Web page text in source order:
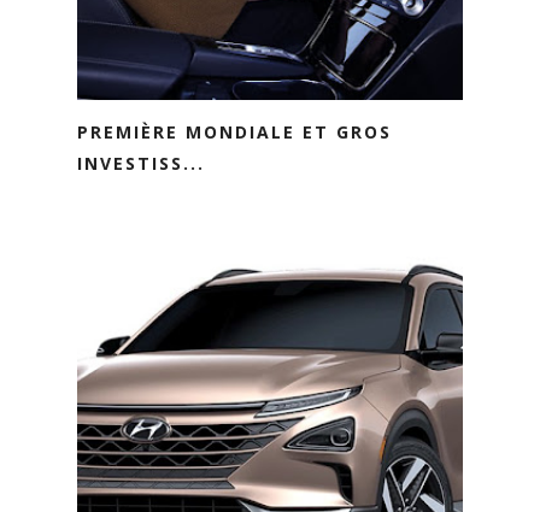
PREMIÈRE MONDIALE ET GROS
INVESTISS...